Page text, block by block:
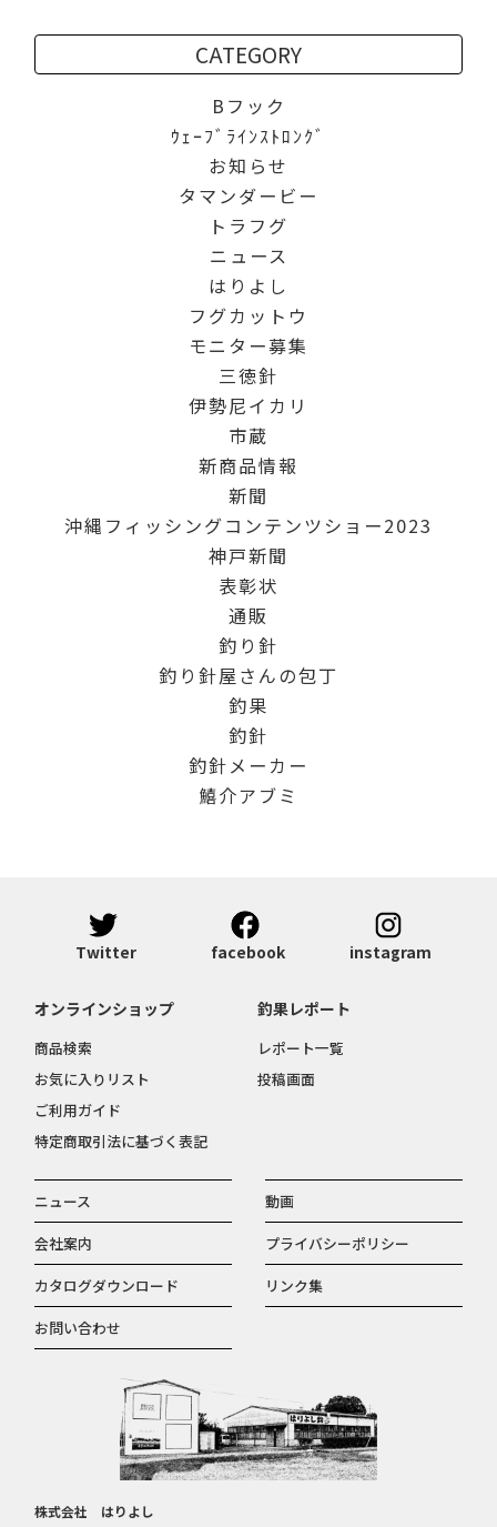
CATEGORY
Bフック
ｳｪｰﾌﾞﾗｲﾝｽﾄﾛﾝｸﾞ
お知らせ
タマンダービー
トラフグ
ニュース
はりよし
フグカットウ
モニター募集
三徳針
伊勢尼イカリ
市蔵
新商品情報
新聞
沖縄フィッシングコンテンツショー2023
神戸新聞
表彰状
通販
釣り針
釣り針屋さんの包丁
釣果
釣針
釣針メーカー
鱚介アブミ
Twitter facebook instagram
株式会社 はりよし
ニュース
動画
会社案内
プライバシーポリシー
カタログダウンロード
リンク集
お問い合わせ
オンラインショップ
商品検索
お気に入りリスト
ご利用ガイド
特定商取引法に基づく表記
釣果レポート
レポート一覧
投稿画面